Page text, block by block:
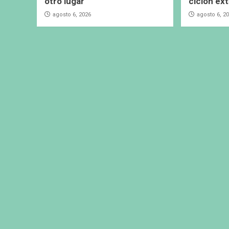
agosto 6, 2026 agosto 6,